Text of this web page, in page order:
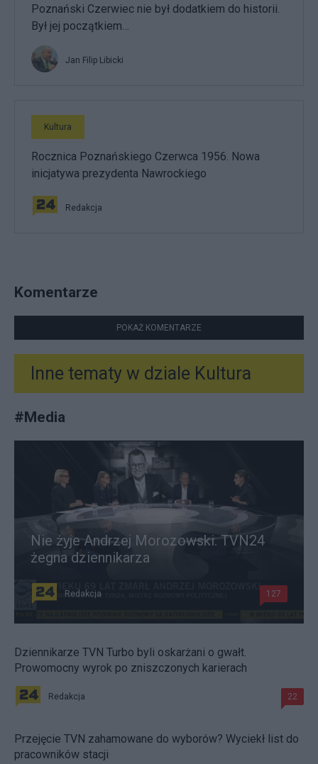
Poznański Czerwiec nie był dodatkiem do historii.
Był jej początkiem…
Jan Filip Libicki
Kultura
Rocznica Poznańskiego Czerwca 1956. Nowa
inicjatywa prezydenta Nawrockiego
Redakcja
Komentarze
POKAŻ KOMENTARZE
Inne tematy w dziale Kultura
#Media
Nie żyje Andrzej Morozowski. TVN24
żegna dziennikarza
Redakcja 127
Dziennikarze TVN Turbo byli oskarżani o gwałt.
Prowomocny wyrok po zniszczonych karierach
Redakcja 22
Przejęcie TVN zahamowane do wyborów? Wyciekł list do
pracowników stacji